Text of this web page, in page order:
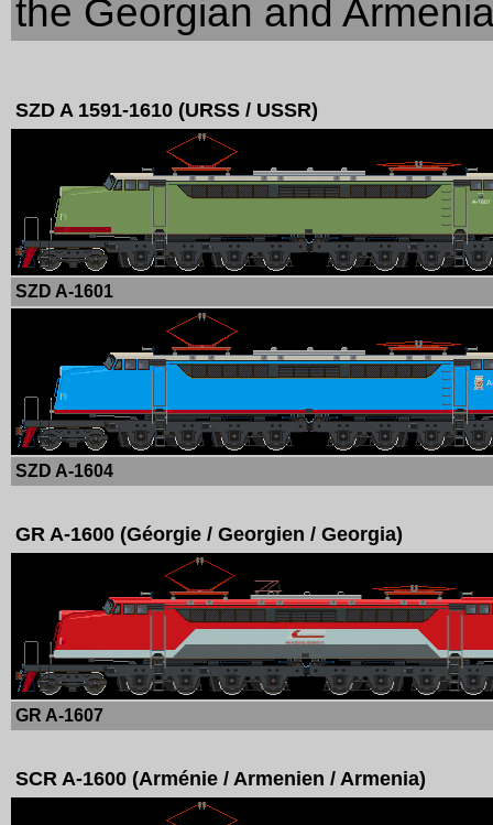
the Georgian and
SZD A 1591-1610 (URSS / USSR)
SZD A-1601
SZD A-1604
GR A-1600 (Géorgie / Georgien / Georgia)
GR A-1607
SCR A-1600 (Arménie / Armenien / Armenia)